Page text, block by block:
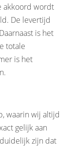
akkoord wordt
De levertijd
is het
totale
is het
waarin wij altijd
gelijk aan
zijn dat